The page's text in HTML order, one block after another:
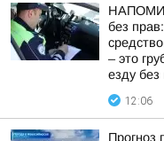
без
– это
езду без
12:06
Прогноз